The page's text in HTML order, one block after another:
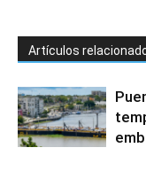
Artículos